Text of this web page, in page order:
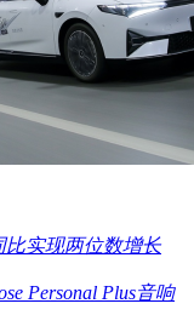
比实现两位数增长
Personal Plus音响